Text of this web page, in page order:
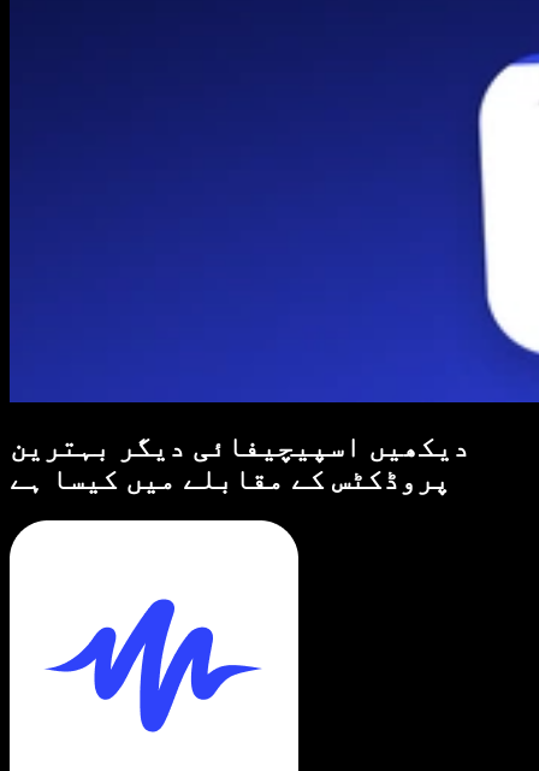
دیکھیں اسپیچیفائی دیگر بہترین
پروڈکٹس کے مقابلے میں کیسا ہے